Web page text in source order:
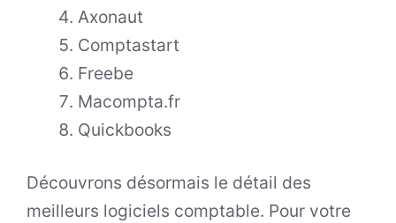
Axonaut
Comptastart
Freebe
Macompta.fr
Quickbooks
Découvrons désormais le détail des
meilleurs logiciels comptable. Pour votre